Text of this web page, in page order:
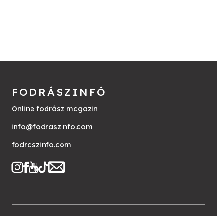
FODRÁSZINFÓ
Online fodrász magazin
info@fodraszinfo.com
fodraszinfo.com